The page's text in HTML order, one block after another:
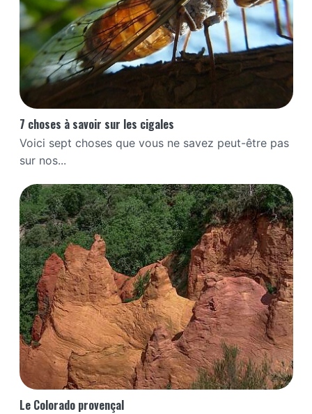
7 choses à savoir sur les cigales
Voici sept choses que vous ne savez peut-être pas
sur nos...
Le Colorado provençal